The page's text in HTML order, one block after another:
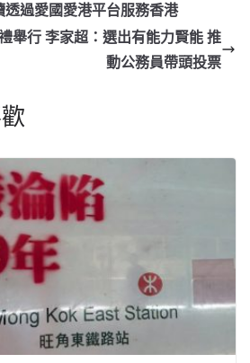
過愛國愛港平台服務香港
舉行 李家超：選出有能力賢能 推
動公務員帶頭投票